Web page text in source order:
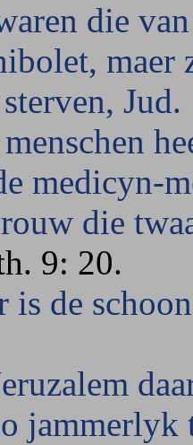
die
maer
Jud.
medicyn-
die
9: 20.
is de
jammerlyk